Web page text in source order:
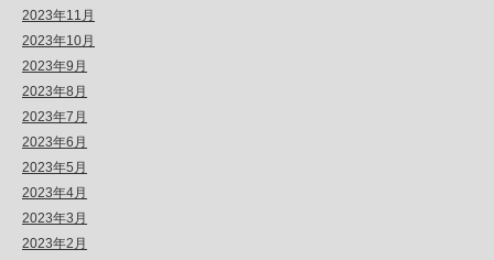
2023年11月
2023年10月
2023年9月
2023年8月
2023年7月
2023年6月
2023年5月
2023年4月
2023年3月
2023年2月